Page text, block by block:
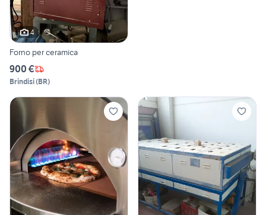
4
Forno per ceramica
900 €
Brindisi(BR)